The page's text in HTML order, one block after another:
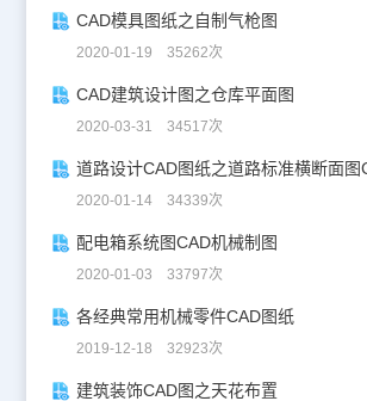
CAD模具图纸之自制气枪图
2020-01-19 35262次
CAD建筑设计图之仓库平面图
2020-03-31 34517次
2020-01-14 34339次
配电箱系统图CAD机械制图
2020-01-03 33797次
各经典常用机械零件CAD图纸
2019-12-18 32923次
建筑装饰CAD图之天花布置